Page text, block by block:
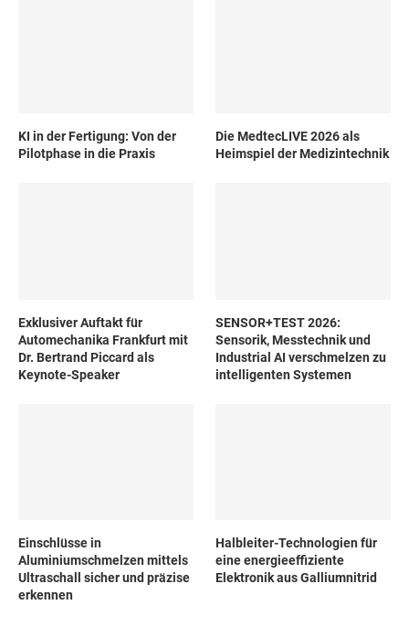
KI in der Fertigung: Von der
Pilotphase in die Praxis
Die MedtecLIVE 2026 als
Heimspiel der Medizintechnik
Exklusiver Auftakt für
Automechanika Frankfurt mit
Dr. Bertrand Piccard als
Keynote-Speaker
SENSOR+TEST 2026:
Sensorik, Messtechnik und
Industrial AI verschmelzen zu
intelligenten Systemen
Einschlüsse in
Aluminiumschmelzen mittels
Ultraschall sicher und präzise
erkennen
Halbleiter-Technologien für
eine energieeffiziente
Elektronik aus Galliumnitrid